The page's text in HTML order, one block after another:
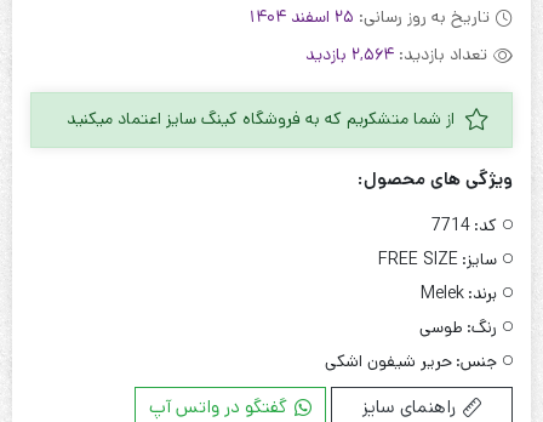
تاریخ به روز رسانی: 25 اسفند 1404
تعداد بازدید: 2,564 بازدید
از شما متشکریم که به فروشگاه کینگ سایز اعتماد میکنید
ویژگی های محصول:
کد: 7714
سایز: FREE SIZE
برند: Melek
رنگ: طوسی
جنس: حریر شیفون اشکی
راهنمای سایز گفتگو در واتس آپ